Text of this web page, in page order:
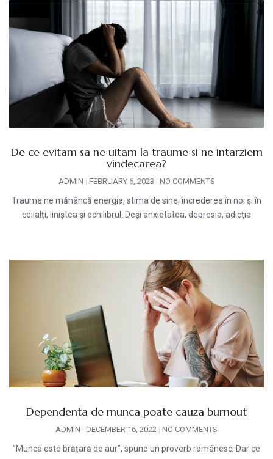
De ce evitam sa ne uitam la traume si ne intarziem
vindecarea?
ADMIN FEBRUARY 6, 2023 NO COMMENTS
Trauma ne mănâncă energia, stima de sine, încrederea în noi și în
ceilalți, liniștea și echilibrul. Deși anxietatea, depresia, adicția
Dependenta de munca poate cauza burnout
ADMIN DECEMBER 16, 2022 NO COMMENTS
”Munca este brățară de aur”, spune un proverb românesc. Dar ce